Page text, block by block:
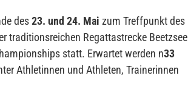
des23. und 24. Mai zum Treffpunkt des
traditionsreichen Regattastrecke Beetzsee
statt. Erwartet werden n33
Athletinnen und Athleten, Trainerinnen